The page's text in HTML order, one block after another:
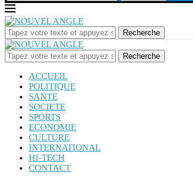
Recherche
Recherche
ACCUEIL
POLITIQUE
SANTE
SOCIETE
SPORTS
ECONOMIE
CULTURE
INTERNATIONAL
HI-TECH
CONTACT